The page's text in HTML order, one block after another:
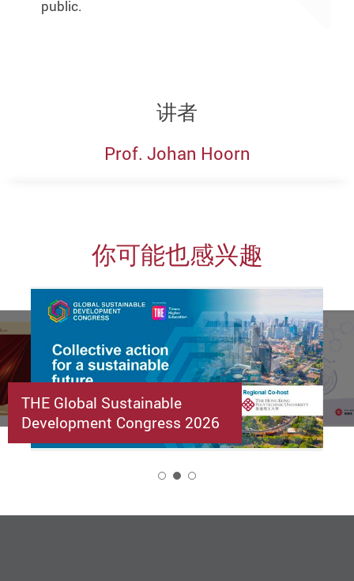
public.
讲者
Prof. Johan Hoorn
你可能也感兴趣
THE Global Sustainable
Development Congress 2026